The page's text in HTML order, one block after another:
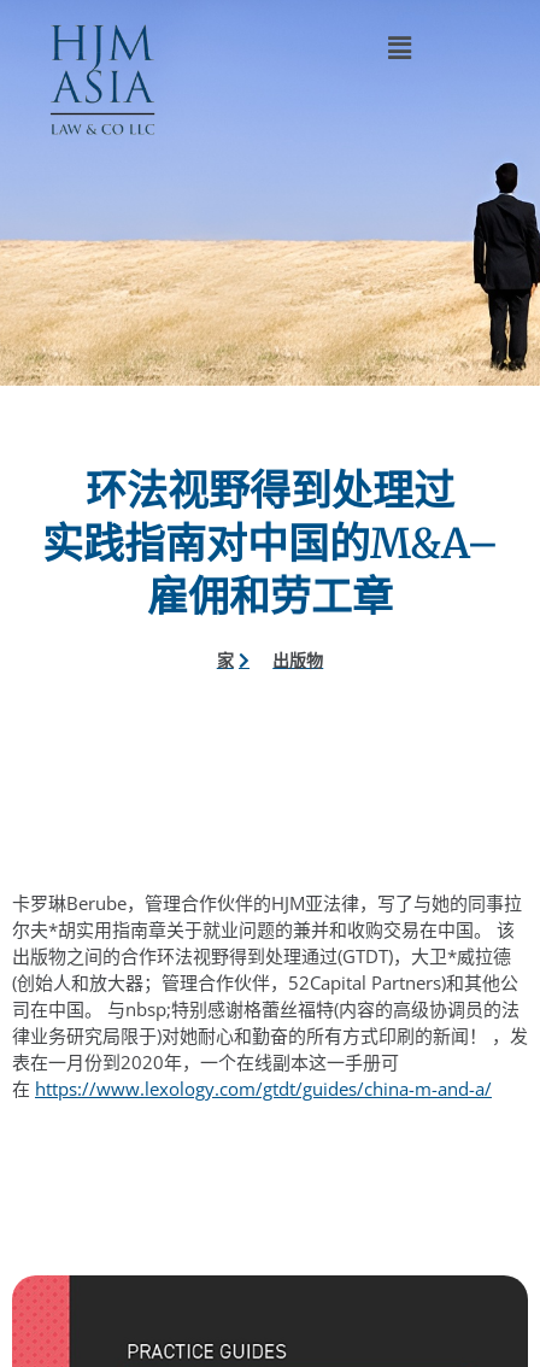
环法视野得到处理过
实践指南对中国的M&A–
雇佣和劳工章
家 出版物
卡罗琳Berube，管理合作伙伴的HJM亚法律，写了与她的同事拉
尔夫*胡实用指南章关于就业问题的兼并和收购交易在中国。 该
出版物之间的合作环法视野得到处理通过(GTDT)，大卫*威拉德
(创始人和放大器；管理合作伙伴，52Capital Partners)和其他公
司在中国。 与nbsp;特别感谢格蕾丝福特(内容的高级协调员的法
律业务研究局限于)对她耐心和勤奋的所有方式印刷的新闻！ ，发
表在一月份到2020年，一个在线副本这一手册可
在 https://www.lexology.com/gtdt/guides/china-m-and-a/